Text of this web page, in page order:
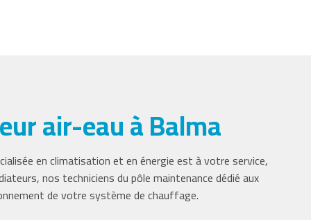
air-eau à Balma
en climatisation et en énergie est à votre service,
nos techniciens du pôle maintenance dédié aux
de votre système de chauffage.